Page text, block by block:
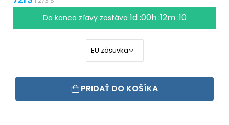
Do konca zľavy zostáva 1d :00h :12m :09
PRIDAŤ DO KOŠÍKA